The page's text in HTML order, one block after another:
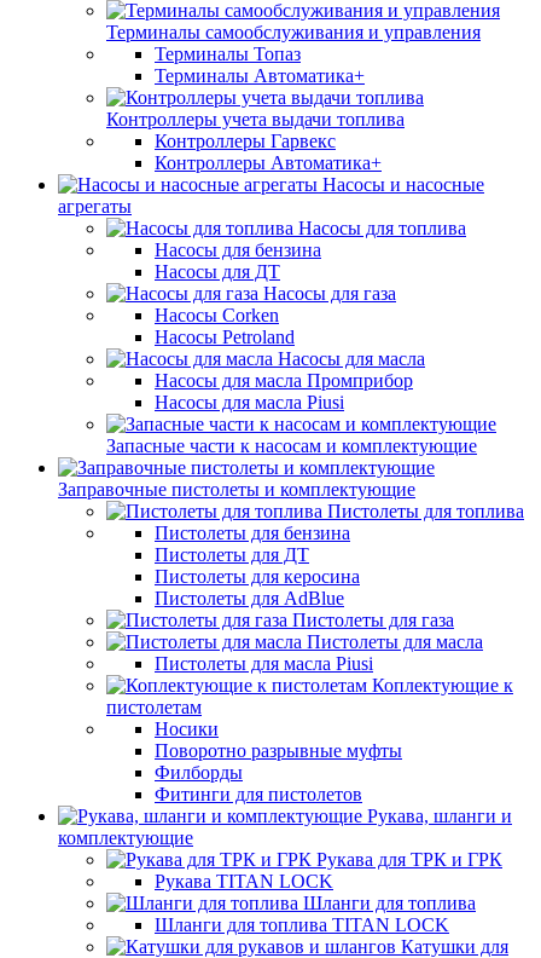
Терминалы самообслуживания и управления
Терминалы Топаз
Терминалы Автоматика+
Контроллеры учета выдачи топлива
Контроллеры Гарвекс
Контроллеры Автоматика+
Насосы и насосные
агрегаты
Насосы для топлива
Насосы для бензина
Насосы для ДТ
Насосы для газа
Насосы Corken
Насосы Petroland
Насосы для масла
Насосы для масла Промприбор
Насосы для масла Piusi
Запасные части к насосам и комплектующие
Заправочные пистолеты и комплектующие
Пистолеты для топлива
Пистолеты для бензина
Пистолеты для ДТ
Пистолеты для керосина
Пистолеты для AdBlue
Пистолеты для газа
Пистолеты для масла
Пистолеты для масла Piusi
Коплектующие к
пистолетам
Носики
Поворотно разрывные муфты
Филборды
Фитинги для пистолетов
Рукава, шланги и
комплектующие
Рукава для ТРК и ГРК
Рукава TITAN LOCK
Шланги для топлива
Шланги для топлива TITAN LOCK
Катушки для